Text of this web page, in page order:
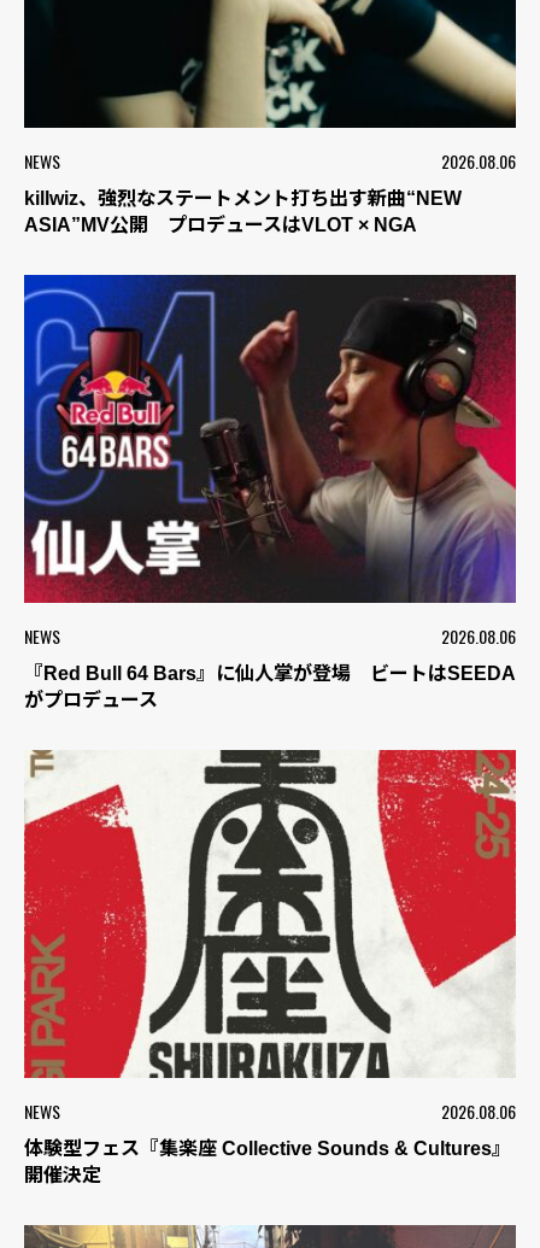
NEWS 2026.08.06
killwiz、強烈なステートメント打ち出す新曲“NEW
ASIA”MV公開 プロデュースはVLOT × NGA
NEWS 2026.08.06
『Red Bull 64 Bars』に仙人掌が登場 ビートはSEEDA
がプロデュース
NEWS 2026.08.06
体験型フェス『集楽座 Collective Sounds & Cultures』
開催決定